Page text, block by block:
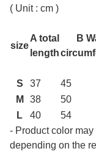
( Unit : cm )
size
A total
length
B
S 37 45
M
38 50
L
40 54
- Product color
depending on the